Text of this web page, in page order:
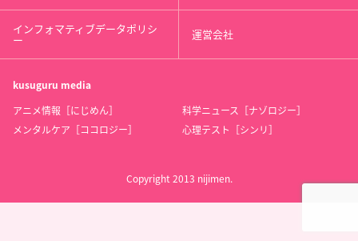
インフォマティブデータポリシ
ー 運営会社
kusuguru media
アニメ情報［にじめん］
科学ニュース［ナゾロジー］
メンタルケア［ココロジー］
心理テスト［シンリ］
Copyright 2013 nijimen.